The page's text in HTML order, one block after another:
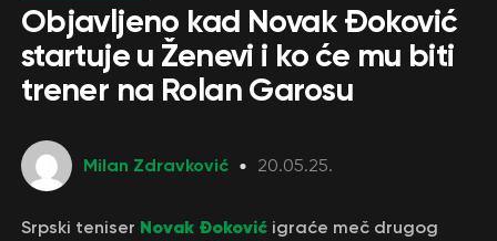
Objavljeno kad Novak Đoković
startuje u Ženevi i ko će mu biti
trener na Rolan Garosu
Milan Zdravković 20.05.25.
Srpski teniser Novak Đokovićigraće meč drugog